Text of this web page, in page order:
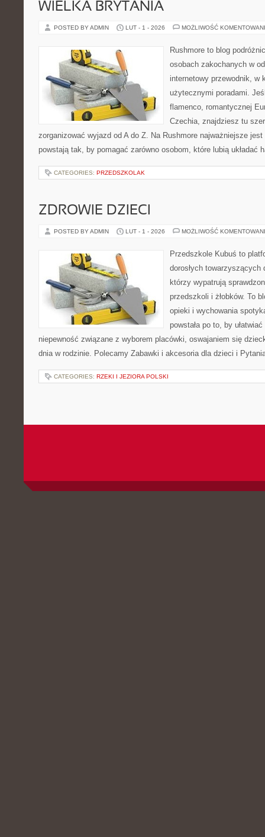
WIELKA BRYTANIA
POSTED BY ADMIN LUT - 1 - 2026 MOŻLIWOŚĆ
Rushmore to blog
osobach zakochanych w
internetowy przewodnik, w
użytecznymi poradami.
flamenco, romantycznej
Czechia, znajdziesz tu
zorganizować wyjazd od A do Z. Na Rushmore najważniejsze
powstają tak, by pomagać zarówno osobom, które lubią
CATEGORIES: PRZEDSZKOLAK
ZDROWIE DZIECI
POSTED BY ADMIN LUT - 1 - 2026 MOŻLIWOŚĆ
Przedszkole Kubuś to
dorosłych
którzy wypatrują
przedszkoli i żłobków. To
opieki i wychowania
powstała po to, by
niepewność związane z wyborem placówki, oswajaniem się
dnia w rodzinie. Polecamy Zabawki i akcesoria dla dzieci i
CATEGORIES: RZEKI I JEZIORA POLSKI